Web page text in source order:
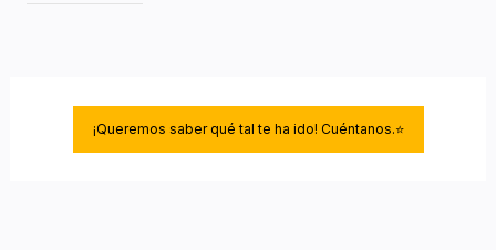
¡Queremos saber qué tal te ha ido! Cuéntanos.⭐